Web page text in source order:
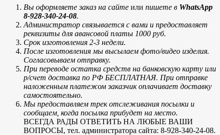
Вы оформляете заказ на сайте или пишете в WhatsApp
8-928-340-24-08.
Администратор связывается с вами и предоставляет
реквизиты для авансовой платы 1000 руб.
Срок изготовления 2-3 недели.
После изготовления мы высылаем фото/видео изделия.
Согласовываем отправку.
При переводе остатка средств на банковскую карту или
р/счет доставка по РФ БЕСПЛАТНАЯ. При отправке
наложенным платежом заказчик оплачивает доставку
самостоятельно.
Мы предоставляем трек отслеживания посылки и
сообщаем, когда посылка прибудет на место.
ВСЕГДА РАДЫ ОТВЕТИТЬ НА ЛЮБЫЕ ВАШИ
ВОПРОСЫ, тел. администратора сайта: 8-928-340-24-08.